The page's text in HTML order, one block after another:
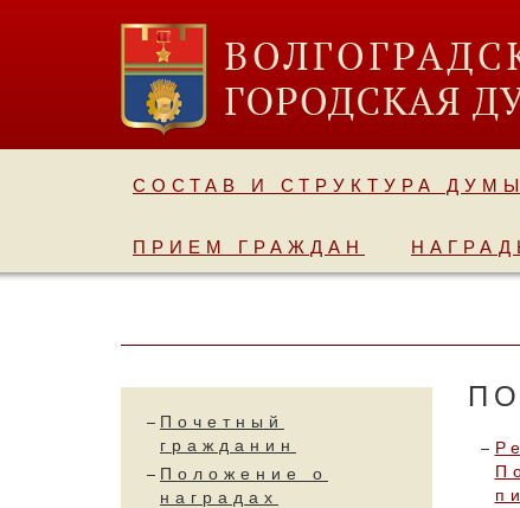
СОСТАВ И СТРУКТУРА ДУМЫ
ПРИЕМ ГРАЖДАН
Почетный
гражданин
Положение о
наградах